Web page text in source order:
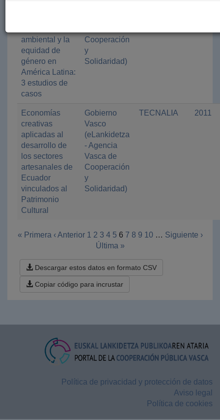
ambiental y la
equidad de
género en
América Latina:
3 estudios de
casos
Cooperación
y
Solidaridad)
Economías
creativas
aplicadas al
desarrollo de
los sectores
artesanales de
Ecuador
vinculados al
Patrimonio
Cultural
Gobierno
Vasco
(eLankidetza
- Agencia
Vasca de
Cooperación
y
Solidaridad)
TECNALIA 2011
« Primera ‹ Anterior 1 2 3 4 5 6 7 8 9 10 … Siguiente ›
Última »
Descargar estos datos en formato CSV
Copiar código para incrustar
Política de privacidad y protección de datos
Aviso legal
Política de cookies